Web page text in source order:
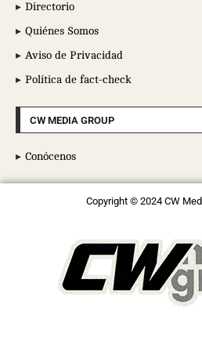
Directorio
Quiénes Somos
Aviso de Privacidad
Política de fact-check
CW MEDIA GROUP
Conócenos
Copyright © 2024 CW